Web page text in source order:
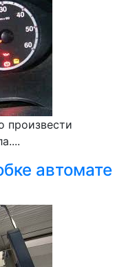
произвести
автомате